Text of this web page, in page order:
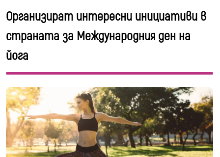
Организират интересни инициативи в
страната за Международния ден на
йога